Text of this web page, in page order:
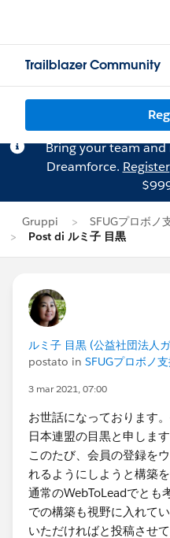
Trailblazer Community
Bring your team
Dreamforce. Register
Gruppi
SFUGプロボノ
Post di ルミ子 目黒
ルミ子 目黒 (公益社団法人
postato in SFUGプロボノ
3 mar 2021, 07:00
お世話になっております
日本連盟の目黒と申します
このたび、会員の登録を
れるようにしようと構築
通常のWebToLeadでとも
での構築も視野に入れて
いただければと投稿させて